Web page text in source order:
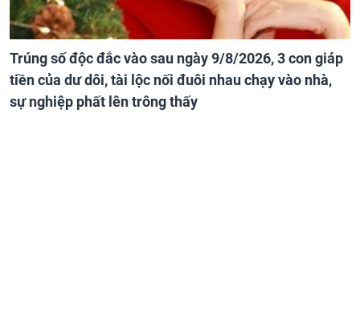
Trúng số độc đắc vào sau ngày 9/8/2026, 3 con giáp
tiền của dư dôi, tài lộc nối đuôi nhau chạy vào nhà,
sự nghiệp phất lên trông thấy